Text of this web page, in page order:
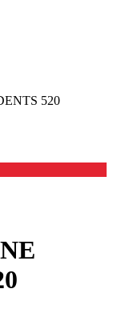
520